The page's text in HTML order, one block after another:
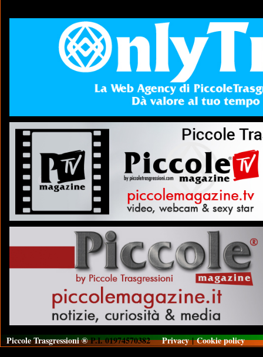
Piccole Trasgressioni ®P.I. 01974570382Privacy|Cookie policy